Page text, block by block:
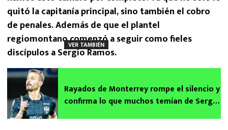
quitó la capitanía principal, sino también el cobro
de penales. Además de que el plantel
regiomontano comenzó a seguir como fieles
discípulos a Sergio Ramos.
VER TAMBIÉN
Rayados de Monterrey rompe el silencio y
confirma lo que muchos temían de Sergio